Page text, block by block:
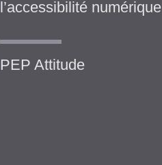
l’accessibilité numérique
PEP Attitude